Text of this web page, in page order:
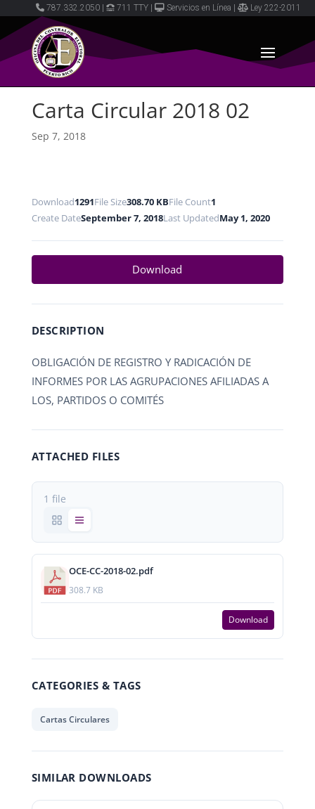
787.332.2050 711 TTY Servicios en Línea Ley 222-2011
Carta Circular 2018 02
Sep 7, 2018
Download1291File Size308.70 KBFile Count1
Create DateSeptember 7, 2018Last UpdatedMay 1, 2020
Download
DESCRIPTION
OBLIGACIÓN DE REGISTRO Y RADICACIÓN DE
INFORMES POR LAS AGRUPACIONES AFILIADAS A
LOS, PARTIDOS O COMITÉS
ATTACHED FILES
1 file
OCE-CC-2018-02.pdf
308.7 KB
Download
CATEGORIES & TAGS
Cartas Circulares
SIMILAR DOWNLOADS